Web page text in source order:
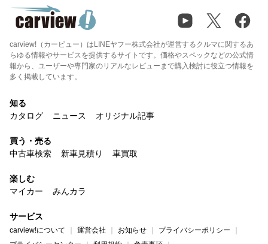
carview!（カービュー）はLINEヤフー株式会社が運営するクルマに関するあ
らゆる情報やサービスを提供するサイトです。価格やスペックなどの公式情
報から、ユーザーや専門家のリアルなレビューまで購入検討に役立つ情報を
多く掲載しています。
知る
カタログ
ニュース オリジナル記事
買う・売る
中古車検索
新車見積り 車買取
楽しむ
マイカー
みんカラ
サービス
carview!について 運営会社 お知らせ
プライバシーポリシー